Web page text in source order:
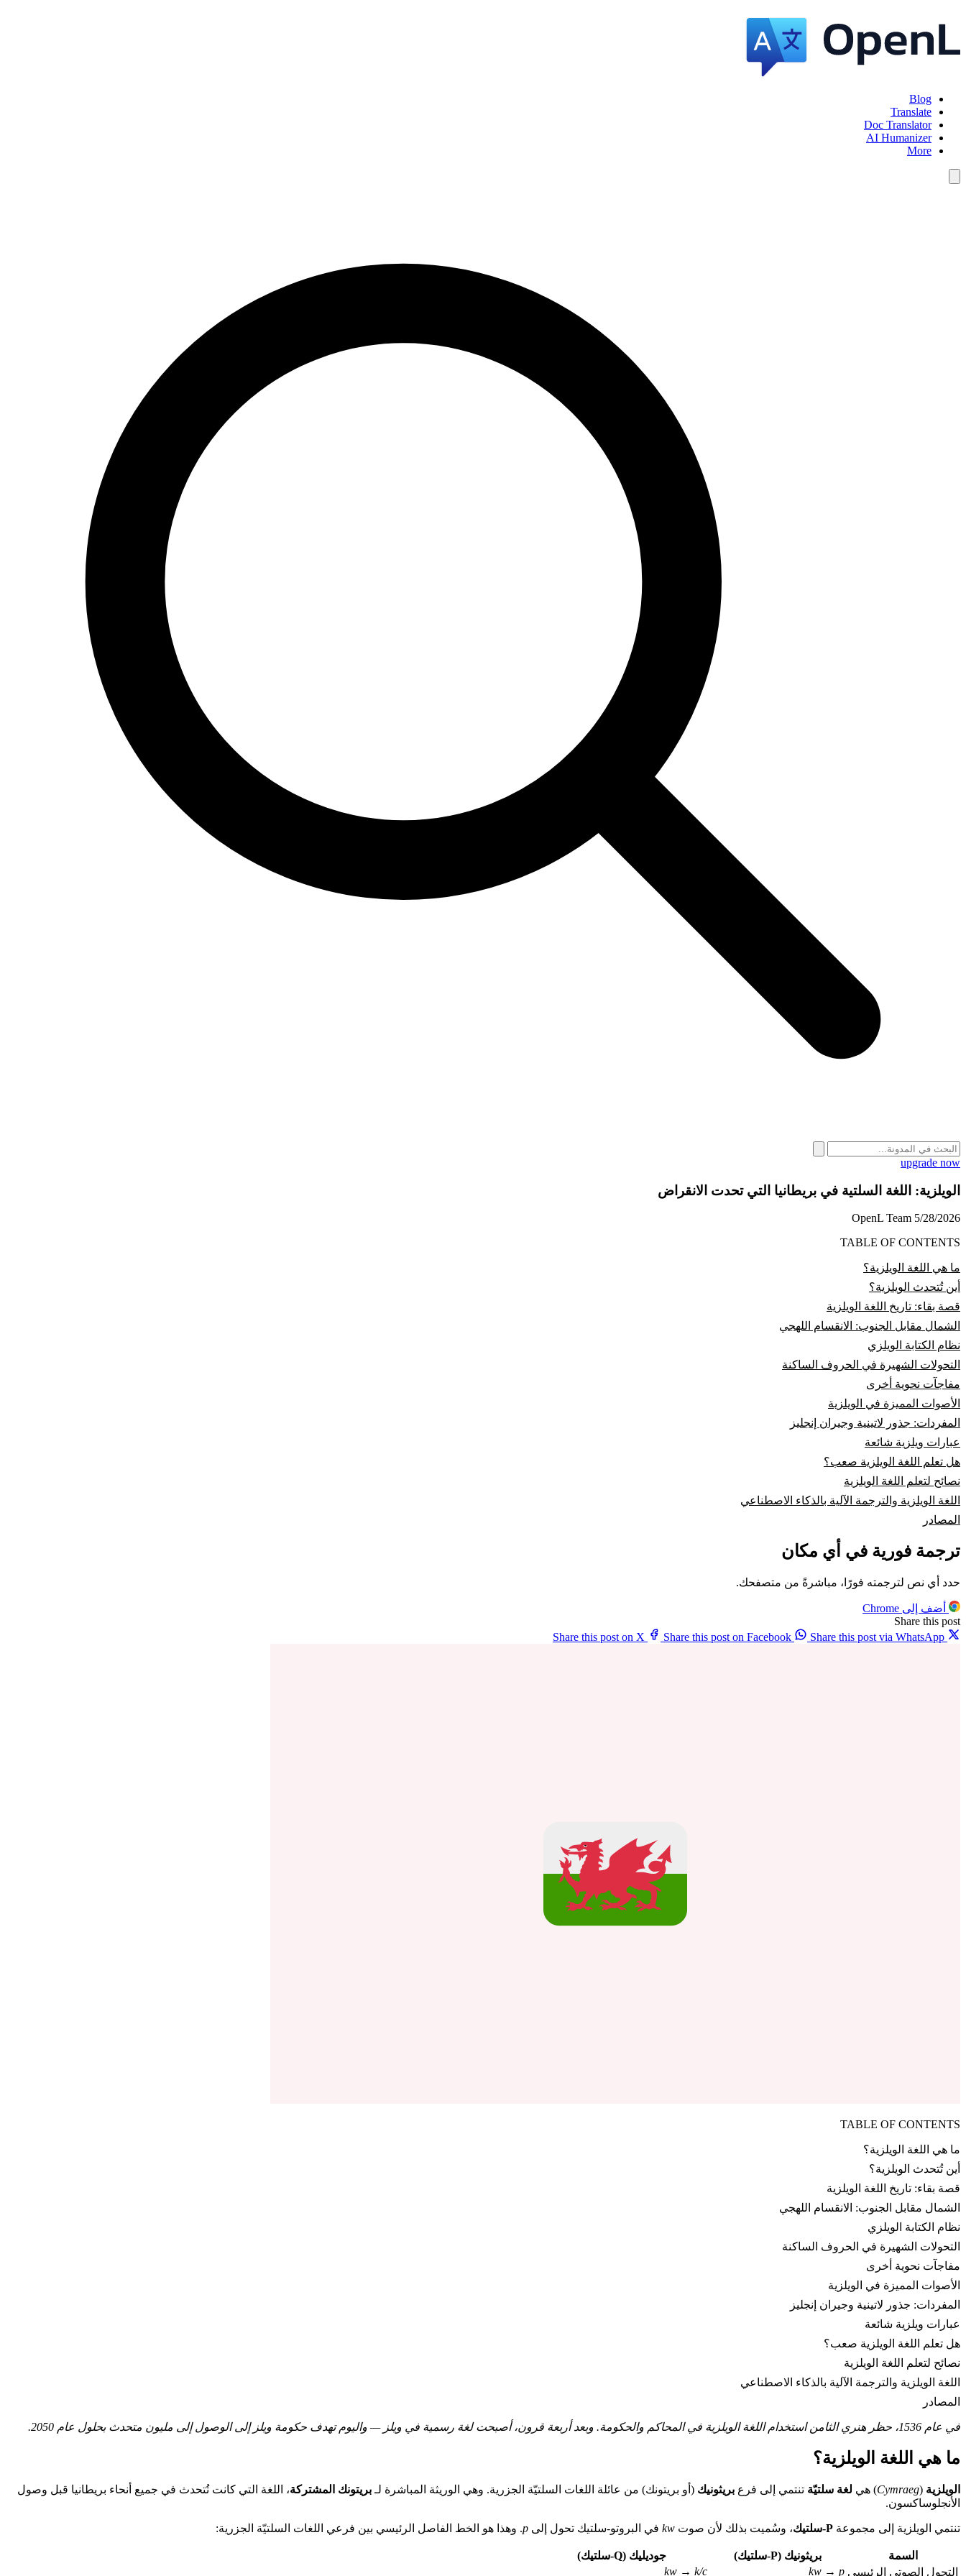
Blog
Translate
Doc Translator
AI Humanizer
More
upgrade now
الويلزية: اللغة السلتية في بريطانيا التي تحدت الانقراض
OpenL Team 5/28/2026
TABLE OF CONTENTS
ما هي اللغة الويلزية؟
أين تُتحدث الويلزية؟
قصة بقاء: تاريخ اللغة الويلزية
الشمال مقابل الجنوب: الانقسام اللهجي
نظام الكتابة الويلزي
التحولات الشهيرة في الحروف الساكنة
مفاجآت نحوية أخرى
الأصوات المميزة في الويلزية
المفردات: جذور لاتينية وجيران إنجليز
عبارات ويلزية شائعة
هل تعلم اللغة الويلزية صعب؟
نصائح لتعلم اللغة الويلزية
اللغة الويلزية والترجمة الآلية بالذكاء الاصطناعي
المصادر
ترجمة فورية في أي مكان
حدد أي نص لترجمته فورًا، مباشرةً من متصفحك.
أضف إلى Chrome
Share this post
Share this post on X
Share this post on Facebook Share this post via WhatsApp
TABLE OF CONTENTS
ما هي اللغة الويلزية؟
أين تُتحدث الويلزية؟
قصة بقاء: تاريخ اللغة الويلزية
الشمال مقابل الجنوب: الانقسام اللهجي
نظام الكتابة الويلزي
التحولات الشهيرة في الحروف الساكنة
مفاجآت نحوية أخرى
الأصوات المميزة في الويلزية
المفردات: جذور لاتينية وجيران إنجليز
عبارات ويلزية شائعة
هل تعلم اللغة الويلزية صعب؟
نصائح لتعلم اللغة الويلزية
اللغة الويلزية والترجمة الآلية بالذكاء الاصطناعي
المصادر
في عام 1536، حظر هنري الثامن استخدام اللغة الويلزية في المحاكم والحكومة. وبعد أربعة قرون، أصبحت لغة رسمية في ويلز — واليوم تهدف حكومة ويلز إلى الوصول إلى مليون متحدث بحلول عام 2050.
ما هي اللغة الويلزية؟
الويلزية (
Cymraeg) هي لغة سلتيّة تنتمي إلى فرع بريثونيك (أو بريتونك) من عائلة اللغات السلتيّة الجزرية. وهي الوريثة المباشرة لـ بريتونك المشتركة، اللغة التي كانت تُتحدث في جميع أنحاء بريطانيا قبل وصول
الأنجلوساكسون.
تنتمي الويلزية إلى مجموعة P-سلتيك ، وسُميت بذلك لأن صوت kw في البروتو-سلتيك تحول إلى p. وهذا هو الخط الفاصل الرئيسي بين فرعي اللغات السلتيّة الجزرية:
السمة بريثونيك (P-سلتيك)
جوديليك (Q-سلتيك)
التحول الصوتي الرئيسي kw → p
kw → k/c